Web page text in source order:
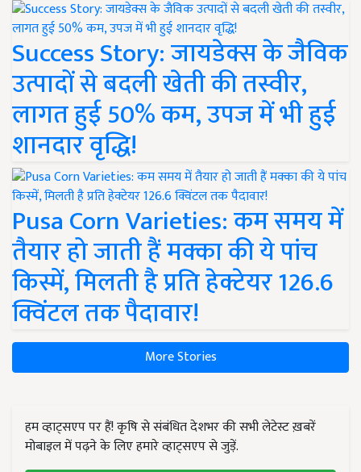
Success Story: जायडेक्स के जैविक
उत्पादों से बदली खेती की तस्वीर,
लागत हुई 50% कम, उपज में भी हुई
शानदार वृद्धि!
Pusa Corn Varieties: कम समय में
तैयार हो जाती हैं मक्का की ये पांच
किस्में, मिलती है प्रति हेक्टेयर 126.6
क्विंटल तक पैदावार!
More Stories
हम व्हाट्सएप पर हैं! कृषि से संबंधित देशभर की सभी लेटेस्ट ख़बरें
मोबाइल में पढ़ने के लिए हमारे व्हाट्सएप से जुड़ें.